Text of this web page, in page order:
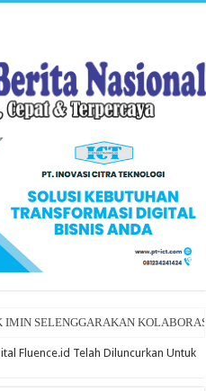
SELENGGARAKAN
Fluence.id Telah Diluncurkan Untuk